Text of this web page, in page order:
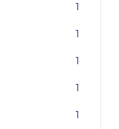
1
1
1
1
1